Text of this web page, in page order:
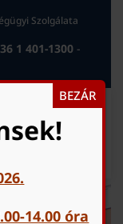
Szolgálata
1 401-1300 -
14.00 óra
BEZÁR